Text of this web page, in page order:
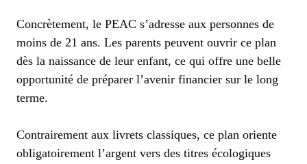
Concrètement, le PEAC s’adresse aux personnes de
moins de 21 ans. Les parents peuvent ouvrir ce plan
dès la naissance de leur enfant, ce qui offre une belle
opportunité de préparer l’avenir financier sur le long
terme.
Contrairement aux livrets classiques, ce plan oriente
obligatoirement l’argent vers des titres écologiques